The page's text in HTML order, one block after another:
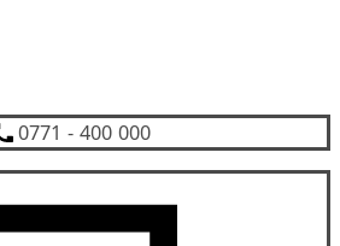
0771 - 400 000